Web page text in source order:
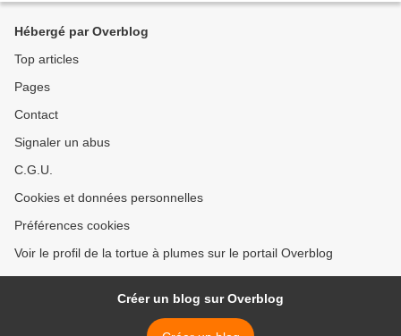
Hébergé par Overblog
Top articles
Pages
Contact
Signaler un abus
C.G.U.
Cookies et données personnelles
Préférences cookies
Voir le profil de la tortue à plumes sur le portail Overblog
Créer un blog sur Overblog